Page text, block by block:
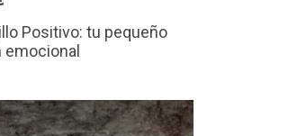
Positivo: tu pequeño
emocional